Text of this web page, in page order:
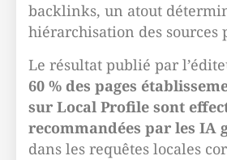
backlinks, un atout
hiérarchisation des sources
Le résultat publié par
60 % des pages
sur Local Profile sont
recommandées par les IA
dans les requêtes locales